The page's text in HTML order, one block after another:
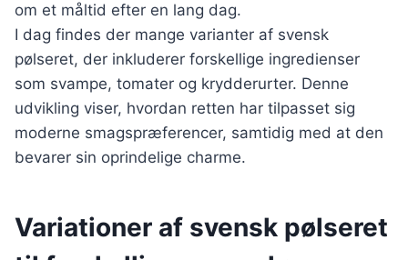
om et måltid efter en lang dag.
I dag findes der mange varianter af svensk
pølseret, der inkluderer forskellige ingredienser
som svampe, tomater og krydderurter. Denne
udvikling viser, hvordan retten har tilpasset sig
moderne smagspræferencer, samtidig med at den
bevarer sin oprindelige charme.
Variationer af svensk pølseret